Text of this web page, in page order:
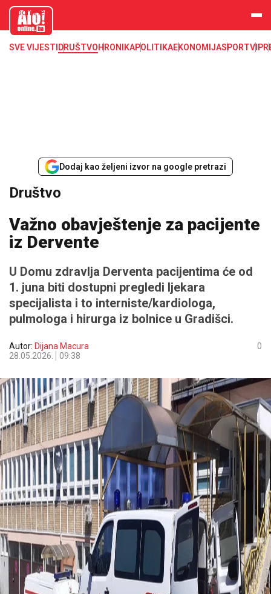
aloonline.b
SVE VIJESTI DRUŠTVOHRONIKAPOLITIKAEKONOMIJASPORTVIP
Dodaj kao željeni izvor na google pretrazi
Društvo
Važno obavještenje za pacijente
iz Dervente
U Domu zdravlja Derventa pacijentima će od
1. juna biti dostupni pregledi ljekara
specijalista i to interniste/kardiologa,
pulmologa i hirurga iz bolnice u Gradišci.
Autor: Dijana Macura
28.05.2026.
09:38
0